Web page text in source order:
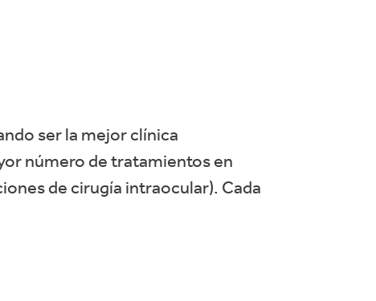
ser la mejor clínica
número de tratamientos en
de cirugía intraocular). Cada